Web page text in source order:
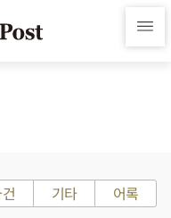
기타 어록